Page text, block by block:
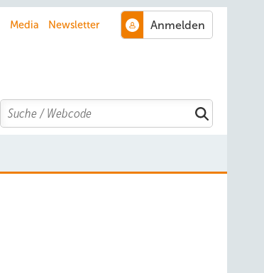
Media Newsletter
Search